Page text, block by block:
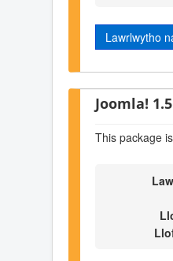
Lawrlwytho
Joomla!
This package